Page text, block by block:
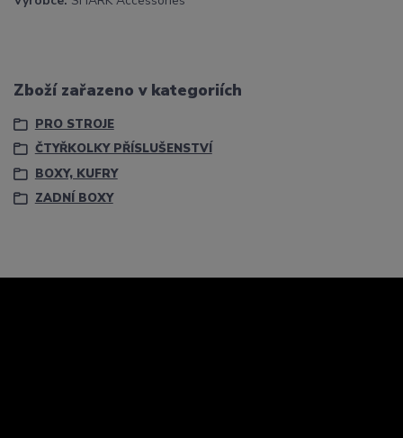
Zboží zařazeno v kategoriích
PRO STROJE
ČTYŘKOLKY PŘÍSLUŠENSTVÍ
BOXY, KUFRY
ZADNÍ BOXY